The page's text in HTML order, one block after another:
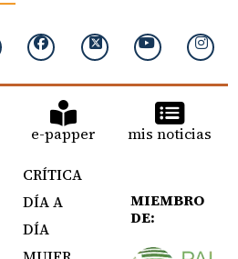
e-papper mis noticias
CRÍTICA
DÍA A
DÍA
MIEMBRO
DE: